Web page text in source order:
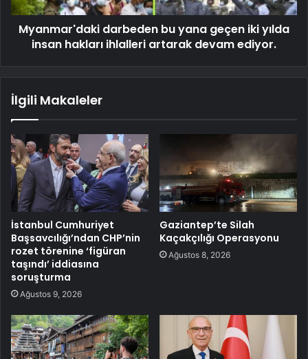
Myanmar'daki darbeden bu yana geçen iki yılda
insan hakları ihlalleri artarak devam ediyor.
İlgili Makaleler
İstanbul Cumhuriyet
Başsavcılığı’ndan CHP’nin
rozet törenine ‘figüran
taşındı’ iddiasına
soruşturma
Ağustos 9, 2026
Gaziantep’te Silah
Kaçakçılığı Operasyonu
Ağustos 8, 2026